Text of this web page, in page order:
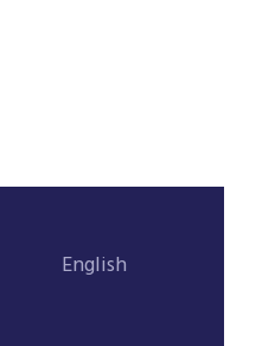
English